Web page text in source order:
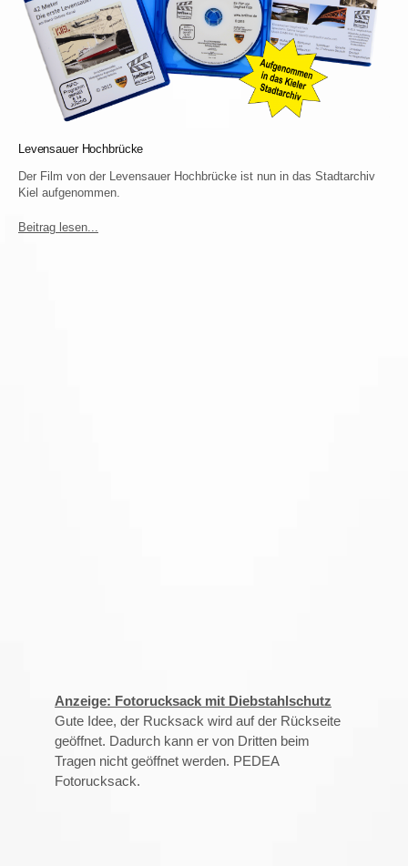
Levensauer Hochbrücke
Der Film von der Levensauer Hochbrücke ist nun in das Stadtarchiv
Kiel aufgenommen.
Beitrag lesen...
Anzeige: Fotorucksack mit Diebstahlschutz
Gute Idee, der Rucksack wird auf der Rückseite
geöffnet. Dadurch kann er von Dritten beim
Tragen nicht geöffnet werden. PEDEA
Fotorucksack.